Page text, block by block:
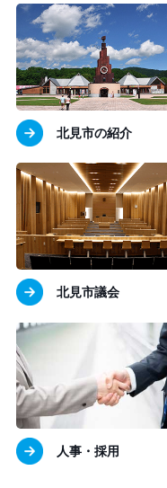
北見市の紹介
北見市議会
人事・採用